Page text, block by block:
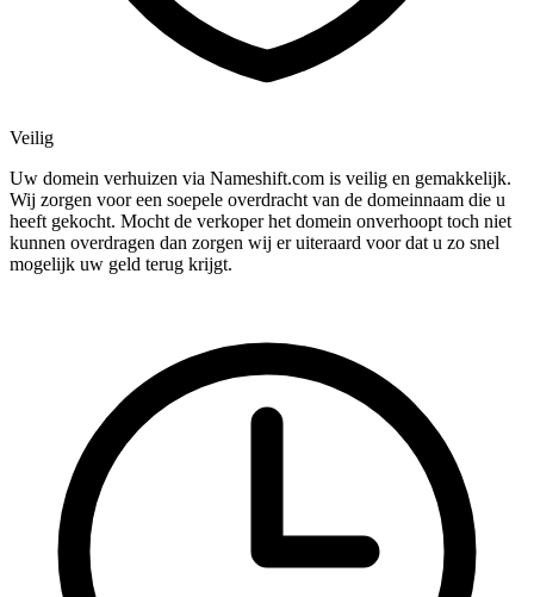
Veilig
Uw domein verhuizen via Nameshift.com is veilig en gemakkelijk.
Wij zorgen voor een soepele overdracht van de domeinnaam die u
heeft gekocht. Mocht de verkoper het domein onverhoopt toch niet
kunnen overdragen dan zorgen wij er uiteraard voor dat u zo snel
mogelijk uw geld terug krijgt.